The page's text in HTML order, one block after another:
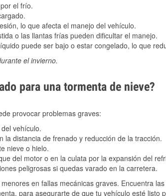
el frío.
lo que afecta el manejo del vehículo.
o las llantas frías pueden dificultar el manejo.
puede ser bajo o estar congelado, lo que
el invierno.
para una tormenta de nieve?
provocar problemas graves:
vehículo.
la distancia de frenado y reducción de la tracción.
nieve o hielo.
del motor o en la culata por la expansión del
peligrosas si quedas varado en la carretera.
en fallas mecánicas graves. Encuentra
para asegurarte de que tu vehículo esté listo